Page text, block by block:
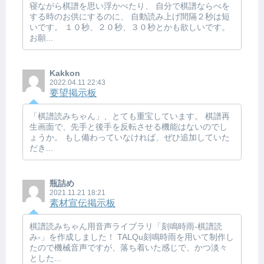
寝ながら棋譜を思い浮かべたり、 自分で棋譜ならべを
する時のお供にするのに、 自動読み上げ間隔２秒は短
いです。 １０秒、２０秒、３０秒とかも欲しいです。
お願...
Kakkon
2022.04.11 22:43
要望掲示板
「棋譜読みちゃん」、とても重宝しています。 棋譜再
生画面で、先手と後手を反転させる機能はないのでし
ょうか。 もし備わっていなければ、ぜひ追加していた
だき...
瓶詰め
2021.11.21 18:21
素材宣伝掲示板
棋譜読みちゃん用音声ライブラリ「刻鳴時雨-棋譜読
み-」を作成しました！ TALQu刻鳴時雨を用いて制作し
たので機械音声ですが、落ち着いた感じで、かつ淡々
とした...